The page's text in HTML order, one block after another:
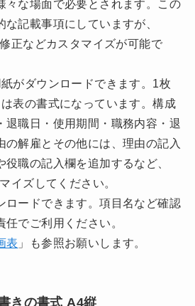
々な場面で必要とされます。この
記載事項にしていますが、
正などカスタマイズが可能で
がダウンロードできます。1枚
表の書式になっています。構成
退職日・使用期間・職務内容・退
の解雇とその他には、理由の記入
職の記入欄を追加するなど、
イズしてください。
ロードできます。項目名など確認
でご利用ください。
表 」も参照お願いします。
きの書式 A4縦